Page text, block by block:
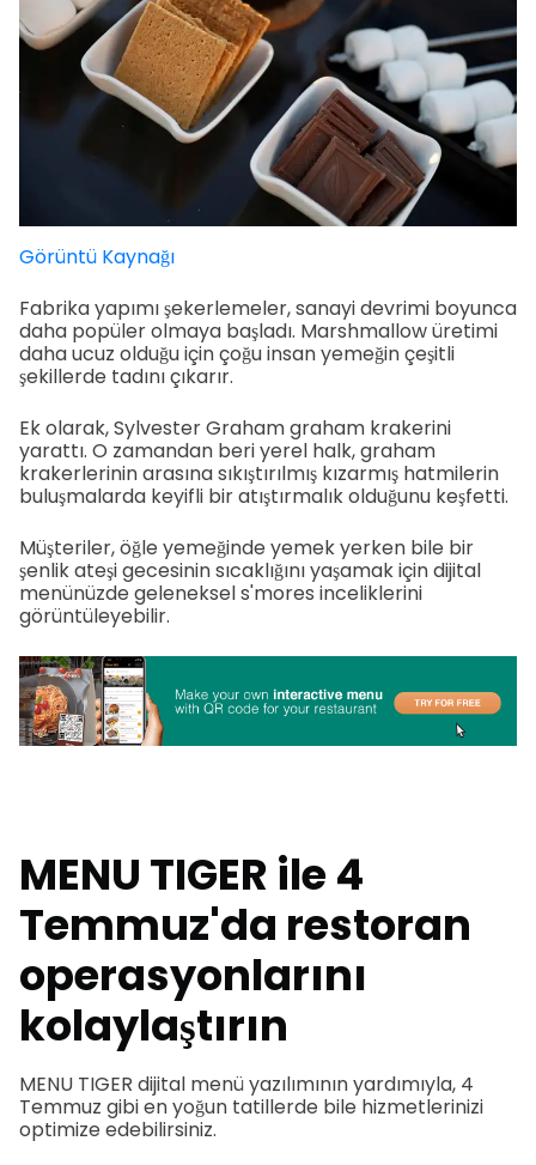
Görüntü Kaynağı
Fabrika yapımı şekerlemeler, sanayi devrimi boyunca
daha popüler olmaya başladı. Marshmallow üretimi
daha ucuz olduğu için çoğu insan yemeğin çeşitli
şekillerde tadını çıkarır.
Ek olarak, Sylvester Graham graham krakerini
yarattı. O zamandan beri yerel halk, graham
krakerlerinin arasına sıkıştırılmış kızarmış hatmilerin
buluşmalarda keyifli bir atıştırmalık olduğunu keşfetti.
Müşteriler, öğle yemeğinde yemek yerken bile bir
şenlik ateşi gecesinin sıcaklığını yaşamak için dijital
menünüzde geleneksel s'mores inceliklerini
görüntüleyebilir.
MENU TIGER ile 4
Temmuz'da restoran
operasyonlarını
kolaylaştırın
MENU TIGER dijital menü yazılımının yardımıyla, 4
Temmuz gibi en yoğun tatillerde bile hizmetlerinizi
optimize edebilirsiniz.